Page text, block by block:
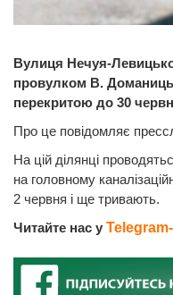
Вулиця Нечуя-
провулком В.
перекритою до 30
Про це повідомляє
На цій ділянці
на головному
2 червня і ще тривають.
Читайте нас у